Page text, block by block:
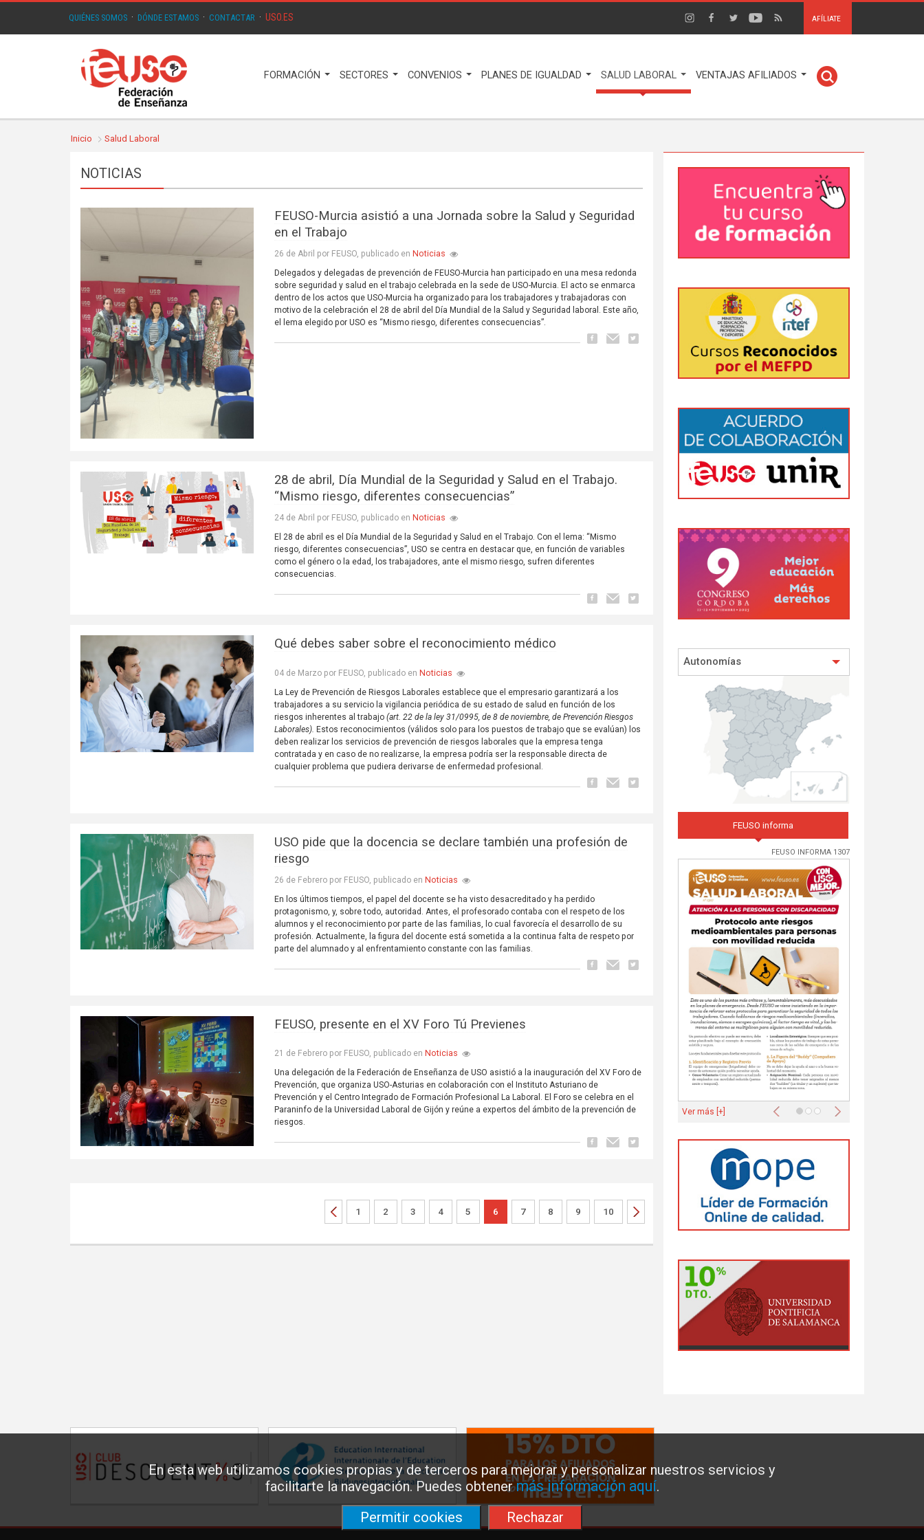
En esta web utilizamos cookies propias y de terceros para mejorar y personalizar nuestros servicios y
facilitarte la navegación. Puedes obtenermás información aquí.
Permitir cookies
Rechazar
QUIÉNES SOMOS · DÓNDE ESTAMOS · CONTACTAR · USO.ES AFÍLIATE
FORMACIÓN SECTORES CONVENIOS PLANES DE IGUALDAD SALUD LABORAL VENTAJAS AFILIADOS
Inicio Salud Laboral
NOTICIAS
FEUSO-Murcia asistió a una Jornada sobre la Salud y Seguridad
en el Trabajo
26 de Abril por FEUSO, publicado en Noticias
Delegados y delegadas de prevención de FEUSO-Murcia han participado en una mesa redonda
sobre seguridad y salud en el trabajo celebrada en la sede de USO-Murcia. El acto se enmarca
dentro de los actos que USO-Murcia ha organizado para los trabajadores y trabajadoras con
motivo de la celebración el 28 de abril del Día Mundial de la Salud y Seguridad laboral. Este año,
el lema elegido por USO es “Mismo riesgo, diferentes consecuencias”.
28 de abril, Día Mundial de la Seguridad y Salud en el Trabajo.
“Mismo riesgo, diferentes consecuencias”
24 de Abril por FEUSO, publicado en Noticias
El 28 de abril es el Día Mundial de la Seguridad y Salud en el Trabajo. Con el lema: “Mismo
riesgo, diferentes consecuencias”, USO se centra en destacar que, en función de variables
como el género o la edad, los trabajadores, ante el mismo riesgo, sufren diferentes
consecuencias.
Qué debes saber sobre el reconocimiento médico
04 de Marzo por FEUSO, publicado enNoticias
La Ley de Prevención de Riesgos Laborales establece que el empresario garantizará a los
trabajadores a su servicio la vigilancia periódica de su estado de salud en función de los
riesgos inherentes al trabajo(art. 22 de la ley 31/0995, de 8 de noviembre, de Prevención Riesgos
Laborales).Estos reconocimientos (válidos solo para los puestos de trabajo que se evalúan) los
deben realizar los servicios de prevención de riesgos laborales que la empresa tenga
contratada y en caso de no realizarse, la empresa podría ser la responsable directa de
cualquier problema que pudiera derivarse de enfermedad profesional.
USO pide que la docencia se declare también una profesión de
riesgo
26 de Febrero por FEUSO, publicado enNoticias
En los últimos tiempos, el papel del docente se ha visto desacreditado y ha perdido
protagonismo, y, sobre todo, autoridad. Antes, el profesorado contaba con el respeto de los
alumnos y el reconocimiento por parte de las familias, lo cual favorecía el desarrollo de su
profesión. Actualmente, la figura del docente está sometida a la continua falta de respeto por
parte del alumnado y al enfrentamiento constante con las familias.
FEUSO, presente en el XV Foro Tú Previenes
21 de Febrero por FEUSO, publicado enNoticias
Una delegación de la Federación de Enseñanza de USO asistió a la inauguración del XV Foro de
Prevención, que organiza USO-Asturias en colaboración con el Instituto Asturiano de
Prevención y el Centro Integrado de Formación Profesional La Laboral. El Foro se celebra en el
Paraninfo de la Universidad Laboral de Gijón y reúne a expertos del ámbito de la prevención de
riesgos.
1 2 3 4 5 6 7 8 9 10
Autonomías
FEUSO informa
FEUSO INFORMA 1307
Anterior Siguiente
Ver más [+]